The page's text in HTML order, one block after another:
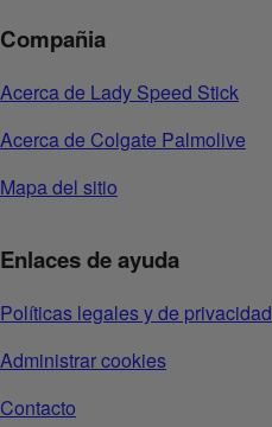
Compañia
Acerca de Lady Speed Stick
Acerca de Colgate Palmolive
Mapa del sitio
Enlaces de ayuda
Políticas legales y de privacidad
Administrar cookies
Contacto